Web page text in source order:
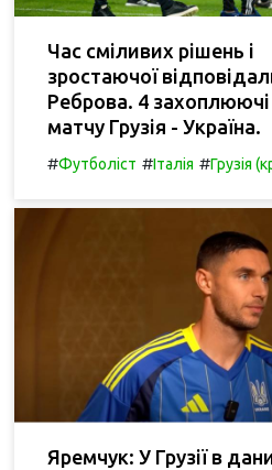
Час сміливих рішень і
зростаючої
Реброва. 4 захоплюючі
матчу Грузія - Україна.
#Футболіст #Італія #Грузія
Яремчук: У Грузії в